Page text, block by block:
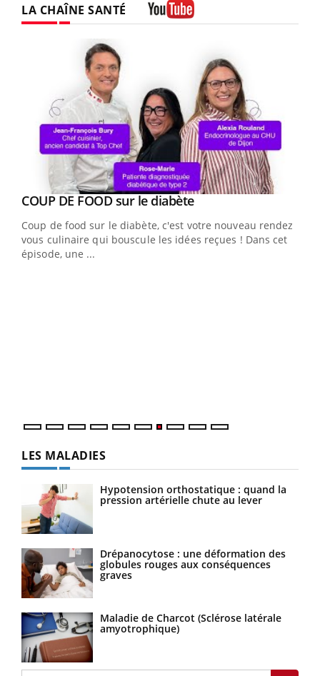
LA CHAÎNE SANTÉ
Youtube
COUP DE FOOD sur le diabèteYoutube
Coup de food sur le diabète, c'est votre nouveau rendez-
vous culinaire qui bouscule les idées reçues ! Dans cet
épisode, une ...
LES MALADIES
Hypotension orthostatique : quand la
pression artérielle chute au lever
Drépanocytose : une déformation des
globules rouges aux conséquences
graves
Maladie de Charcot (Sclérose latérale
amyotrophique)